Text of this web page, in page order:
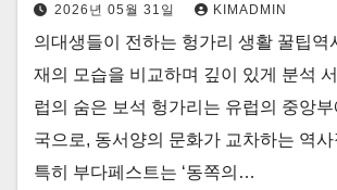
2026년 05월 31일 KIMADMIN
의대생들이 전하는 헝가리 생활 꿀팁역
재의 모습을 비교하며 깊이 있게 분석
럽의 숨은 보석 헝가리는 유럽의 중앙
국으로, 동서양의 문화가 교차하는 역
특히 부다페스트는 ‘동쪽의…